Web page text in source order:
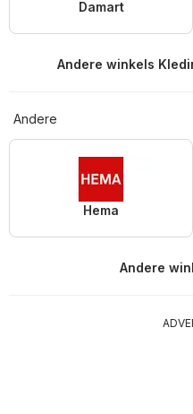
Damart
Andere winkels
Andere
Hema
Andere